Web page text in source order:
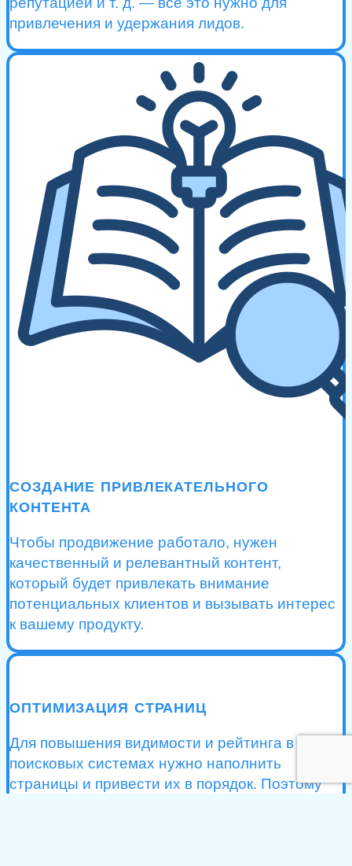
привлечения и удержания лидов.
СОЗДАНИЕ ПРИВЛЕКАТЕЛЬНОГО
КОНТЕНТА
Чтобы продвижение работало, нужен
качественный и релевантный контент,
который будет привлекать внимание
потенциальных клиентов и вызывать интерес
к вашему продукту.
ОПТИМИЗАЦИЯ СТРАНИЦ
Для повышения видимости и рейтинга в
поисковых системах нужно наполнить
страницы и привести их в порядок. Поэтому